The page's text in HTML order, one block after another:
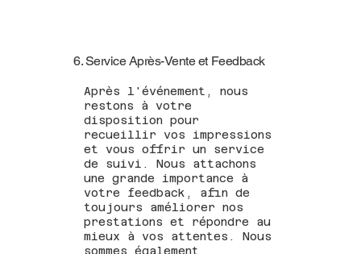
6. Service Après-Vente et Feedback
Après l'événement, nous
restons à votre
disposition pour
recueillir vos impressions
et vous offrir un service
de suivi. Nous attachons
une grande importance à
votre feedback, afin de
toujours améliorer nos
prestations et répondre au
mieux à vos attentes. Nous
sommes également